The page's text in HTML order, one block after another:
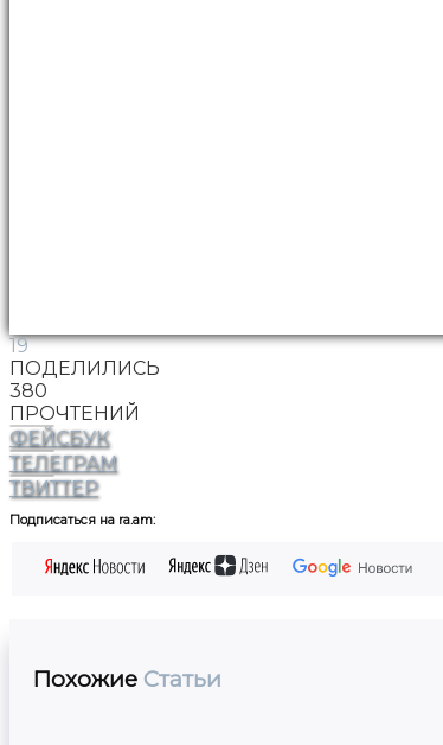
19
ПОДЕЛИЛИСЬ
380
ПРОЧТЕНИЙ
ФЕЙСБУК
ТЕЛЕГРАМ
ТВИТТЕР
Подписаться на ra.am:
Похожие Статьи